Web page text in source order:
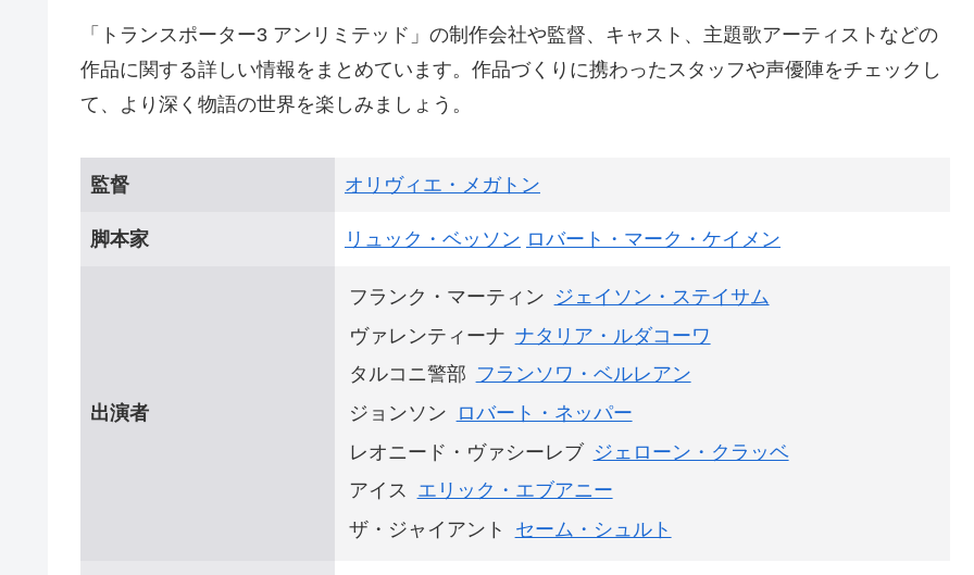
「トランスポーター3 アンリミテッド」の制作会社や監督、キャスト、主題歌アーティストなどの
作品に関する詳しい情報をまとめています。作品づくりに携わったスタッフや声優陣をチェックし
て、より深く物語の世界を楽しみましょう。
監督 オリヴィエ・メガトン
脚本家 リュック・ベッソン ロバート・マーク・ケイメン
出演者
フランク・マーティン ジェイソン・ステイサム
ヴァレンティーナ ナタリア・ルダコーワ
タルコニ警部 フランソワ・ベルレアン
ジョンソン
ロバート・ネッパー
レオニード・ヴァシーレブ ジェローン・クラッベ
アイス エリック・エブアニー
ザ・ジャイアント
セーム・シュルト